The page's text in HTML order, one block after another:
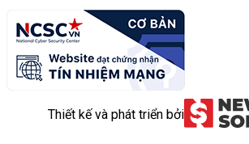
Thiết kế và phát triển bởi